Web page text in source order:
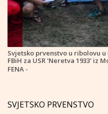
Svjetsko prvenstvo u ribolovu
FBiH za USR 'Neretva 1933' iz
FENA -
SVJETSKO PRVENSTVO